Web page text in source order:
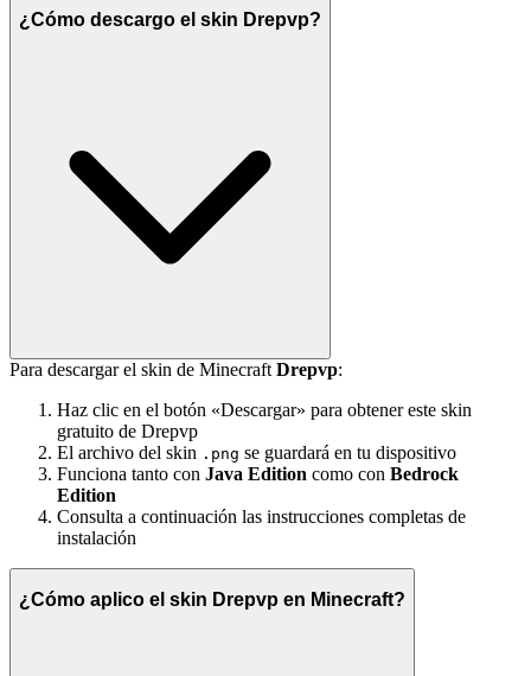
¿Cómo descargo el skin Drepvp?
Para descargar el skin de Minecraft Drepvp:
Haz clic en el botón «Descargar» para obtener este skin
gratuito de Drepvp
El archivo del skin .png se guardará en tu dispositivo
Funciona tanto con Java Edition como con Bedrock
Edition
Consulta a continuación las instrucciones completas de
instalación
¿Cómo aplico el skin Drepvp en Minecraft?